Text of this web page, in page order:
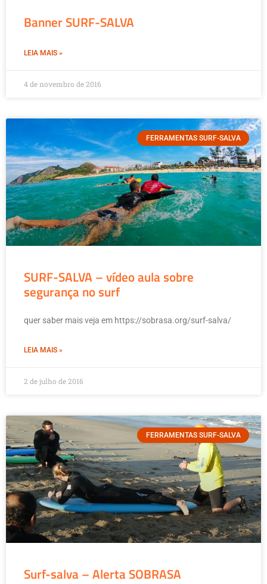
Banner SURF-SALVA
LEIA MAIS »
4 de novembro de 2016
FERRAMENTAS SURF-SALVA
SURF-SALVA – vídeo aula sobre
segurança no surf
quer saber mais veja em https://sobrasa.org/surf-salva/
LEIA MAIS »
2 de julho de 2016
FERRAMENTAS SURF-SALVA
Surf-salva – Alerta SOBRASA